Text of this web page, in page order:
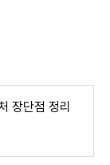
장단점 정리